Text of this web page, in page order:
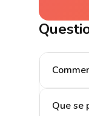
Que se